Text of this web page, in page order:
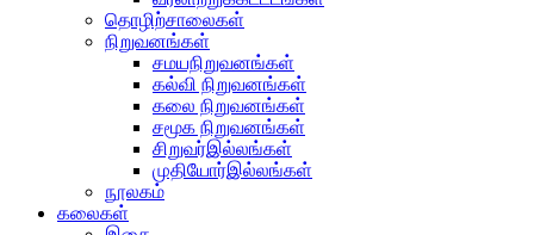
தொழிற்சாலைகள்
நிறுவனங்கள்
சமயநிறுவனங்கள்
கல்வி நிறுவனங்கள்
கலை நிறுவனங்கள்
சமூக நிறுவனங்கள்
சிறுவர்இல்லங்கள்
முதியோர்இல்லங்கள்
நூலகம்
கலைகள்